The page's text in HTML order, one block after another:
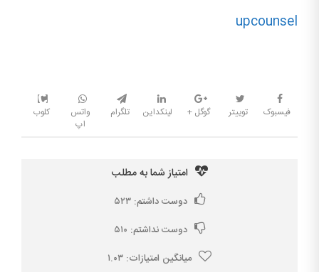
upcounsel
فیسبوک توییتر گوگل + لینکداین تلگرام
واتس
اپ
کلوب
امتیاز شما به مطلب
دوست داشتم: ۵۲۳
دوست نداشتم: ۵۱۰
میانگین امتیازات: ۱.۰۳